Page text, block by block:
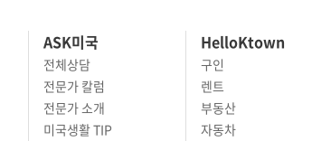
ASK미국
전체상담
전문가 칼럼
전문가 소개
미국생활 TIP
HelloKtown
구인
렌트
부동산
자동차